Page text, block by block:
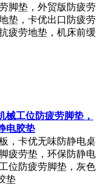
脚垫，外贸版防疲劳
垫，卡优出口防疲劳
疲劳地垫，机床前缓
械工位防疲劳脚垫，
电胶垫
，卡优无味防静电桌
疲劳垫，环保防静电
位防疲劳脚垫，灰色
垫